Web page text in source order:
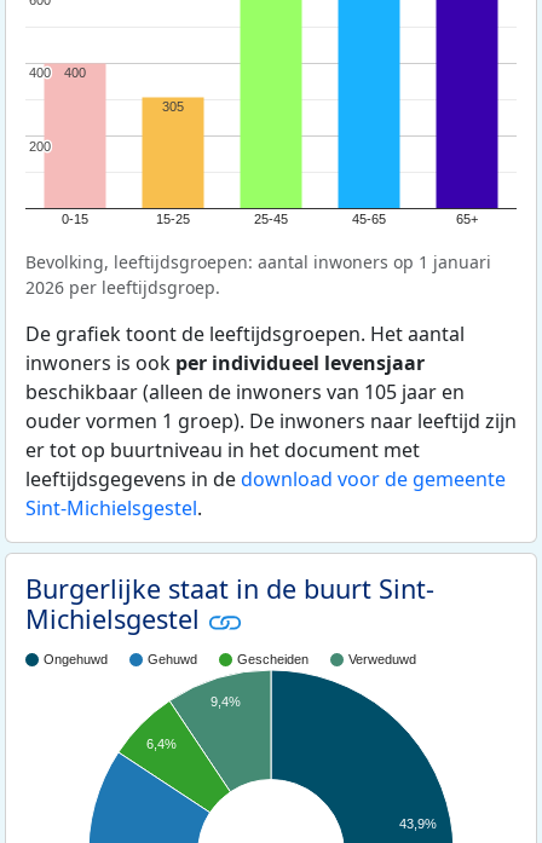
0-15 15-25 25-45 45-65 65+
200
200
400
400 400
305
Bevolking, leeftijdsgroepen: aantal inwoners op 1 januari
2026 per leeftijdsgroep.
De grafiek toont de leeftijdsgroepen. Het aantal
inwoners is ook per individueel levensjaar
beschikbaar (alleen de inwoners van 105 jaar en
ouder vormen 1 groep). De inwoners naar leeftijd zijn
er tot op buurtniveau in het document met
leeftijdsgegevens in dedownload voor de gemeente
Sint-Michielsgestel.
Burgerlijke staat in de buurt Sint-
Michielsgestel
Ongehuwd Gehuwd Gescheiden Verweduwd
43,9%
9,4%
6,4%